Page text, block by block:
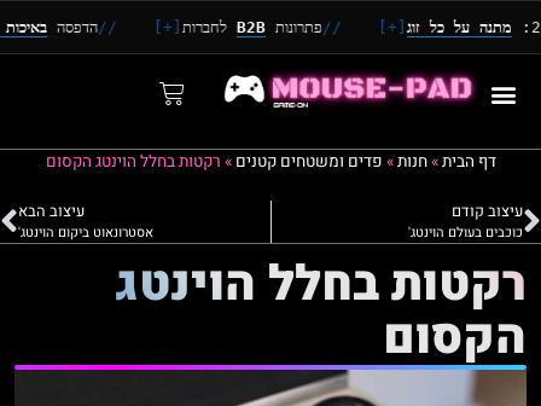
על כל זוג [+] פתרונותB2Bלחברות[+] הדפסהבאיכות 4K
דף הבית»חנות» פדים ומשטחים קטנים » רקטות בחלל הוינטג הקסום
עיצוב קודם
כוכבים בעולם הוינטג'
עיצוב הבא
אסטרונאוט ביקום הוינטג'
רקטות בחלל הוינטג
הקסום